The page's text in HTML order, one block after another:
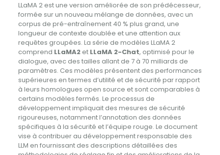
LLaMA 2 est une version améliorée de son prédécesseur,
formée sur un nouveau mélange de données, avec un
corpus de pré-entraînement 40 % plus grand, une
longueur de contexte doublée et une attention aux
requêtes groupées. La série de modèles LLaMA 2
comprend LLaMA2et LLaMA 2-Chat, optimisé pour le
dialogue, avec des tailles allant de 7 à 70 milliards de
paramètres. Ces modèles présentent des performances
supérieures en termes d’utilité et de sécurité par rapport
à leurs homologues open source et sont comparables à
certains modèles fermés. Le processus de
développement impliquait des mesures de sécurité
rigoureuses, notamment l’annotation des données
spécifiques à la sécurité et l’équipe rouge. Le document
vise à contribuer au développement responsable des
LLM en fournissant des descriptions détaillées des